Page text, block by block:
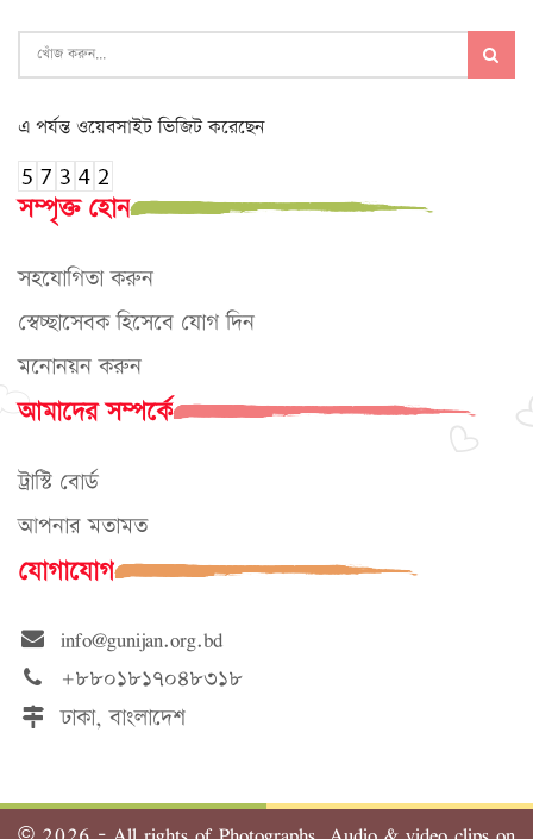
এ পর্যন্ত ওয়েবসাইট ভিজিট করেছেন
সম্পৃক্ত হোন
সহযোগিতা করুন
স্বেচ্ছাসেবক হিসেবে যোগ দিন
মনোনয়ন করুন
আমাদের সম্পর্কে
ট্রাস্টি বোর্ড
আপনার মতামত
যোগাযোগ
info@gunijan.org.bd
+৮৮০১৮১৭০৪৮৩১৮
ঢাকা, বাংলাদেশ